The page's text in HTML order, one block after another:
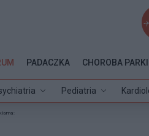
Pediatria
PADACZKA CHOROBA